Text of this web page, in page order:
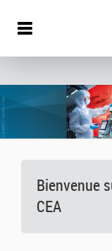
Bienvenue
CEA